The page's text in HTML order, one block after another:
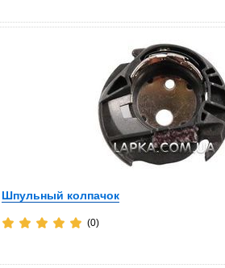
Шпульный колпачок
(0)